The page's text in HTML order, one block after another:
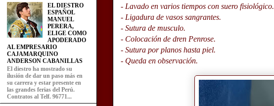
- Lavado en varios tiempos con suero fisiológico.
- Ligadura de vasos sangrantes.
- Sutura de musculo.
- Colocación de dren Penrose.
- Sutura por planos hasta piel.
- Queda en observación.
EL DIESTRO
ESPAÑOL
MANUEL
PERERA,
ELIGE COMO
APODERADO
AL EMPRESARIO
CAJAMARQUINO
ANDERSON CABANILLAS
El diestro ha mostrado su
ilusión de dar un paso más en
su carrera y estar presente en
las grandes ferias del Perú.
Contratos al Telf. 96771...